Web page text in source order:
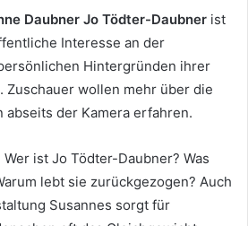
Daubner Jo Tödter-Daubner ist
Interesse an der
Hintergründen ihrer
wollen mehr über die
abseits der Kamera erfahren.
ist Jo Tödter-Daubner? Was
lebt sie zurückgezogen? Auch
Susannes sorgt für